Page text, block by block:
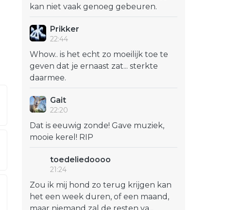
kan niet vaak genoeg gebeuren.
Prikker
22:44
Whow.. is het echt zo moeilijk toe te
geven dat je ernaast zat... sterkte
daarmee.
Gait
22:20
Dat is eeuwig zonde! Gave muziek,
mooie kerel! RIP
toedeliedoooo
21:24
Zou ik mij hond zo terug krijgen kan
het een week duren, of een maand,